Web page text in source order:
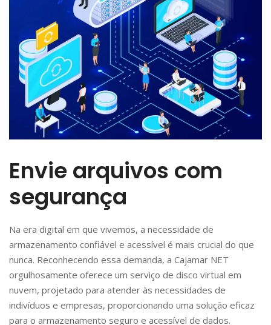
Envie arquivos com
segurança
Na era digital em que vivemos, a necessidade de
armazenamento confiável e acessível é mais crucial do que
nunca. Reconhecendo essa demanda, a Cajamar NET
orgulhosamente oferece um serviço de disco virtual em
nuvem, projetado para atender às necessidades de
indivíduos e empresas, proporcionando uma solução eficaz
para o armazenamento seguro e acessível de dados.